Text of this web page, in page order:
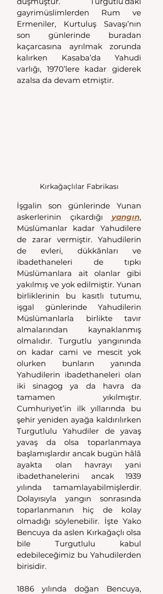
gayrimüslimlerden Rum ve
Ermeniler, Kurtuluş Savaşı’nın
son günlerinde buradan
kaçarcasına ayrılmak zorunda
kalırken Kasaba’da Yahudi
varlığı, 1970’lere kadar giderek
azalsa da devam etmiştir.
Kırkağaçlılar Fabrikası
İşgalin son günlerinde Yunan
askerlerinin çıkardığı yangın,
Müslümanlar kadar Yahudilere
de zarar vermiştir. Yahudilerin
de evleri, dükkânları ve
ibadethaneleri de tıpkı
Müslümanlara ait olanlar gibi
yakılmış ve yok edilmiştir. Yunan
birliklerinin bu kasıtlı tutumu,
işgal günlerinde Yahudilerin
Müslümanlarla birlikte tavır
almalarından kaynaklanmış
olmalıdır. Turgutlu yangınında
on kadar cami ve mescit yok
olurken bunların yanında
Yahudilerin ibadethaneleri olan
iki sinagog ya da havra da
tamamen yıkılmıştır.
Cumhuriyet’in ilk yıllarında bu
şehir yeniden ayağa kaldırılırken
Turgutlulu Yahudiler de yavaş
yavaş da olsa toparlanmaya
başlamışlardır ancak bugün hâlâ
ayakta olan havrayı yani
ibadethanelerini ancak 1939
yılında tamamlayabilmişlerdir.
Dolayısıyla yangın sonrasında
toparlanmanın hiç de kolay
olmadığı söylenebilir. İşte Yako
Bencuya da aslen Kırkağaçlı olsa
bile Turgutlulu kabul
edebileceğimiz bu Yahudilerden
birisidir.
1886 yılında doğan Bencuya,